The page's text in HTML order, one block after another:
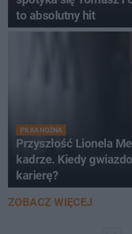
to absolutny hit
PIŁKA NOŻNA
Przyszłość Lionela
kadrze. Kiedy
karierę?
ZOBACZ WIĘCEJ